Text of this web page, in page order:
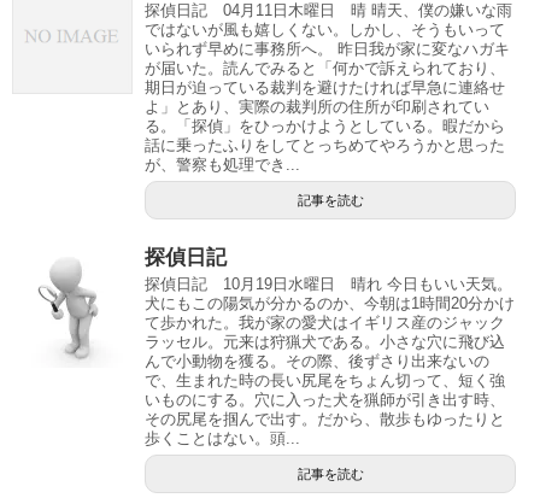
探偵日記 04月11日木曜日 晴 晴天、僕の嫌いな雨
ではないが風も嬉しくない。しかし、そうもいって
いられず早めに事務所へ。 昨日我が家に変なハガキ
が届いた。読んでみると「何かで訴えられており、
期日が迫っている裁判を避けたければ早急に連絡せ
よ」とあり、実際の裁判所の住所が印刷されてい
る。「探偵」をひっかけようとしている。暇だから
話に乗ったふりをしてとっちめてやろうかと思った
が、警察も処理でき...
記事を読む
探偵日記
探偵日記 10月19日水曜日 晴れ 今日もいい天気。
犬にもこの陽気が分かるのか、今朝は1時間20分かけ
て歩かれた。我が家の愛犬はイギリス産のジャック
ラッセル。元来は狩猟犬である。小さな穴に飛び込
んで小動物を獲る。その際、後ずさり出来ないの
で、生まれた時の長い尻尾をちょん切って、短く強
いものにする。穴に入った犬を猟師が引き出す時、
その尻尾を掴んで出す。だから、散歩もゆったりと
歩くことはない。頭...
記事を読む